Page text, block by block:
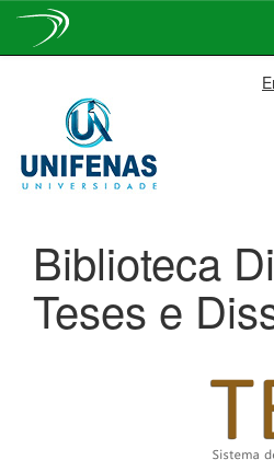
navigation
Biblioteca
Teses e